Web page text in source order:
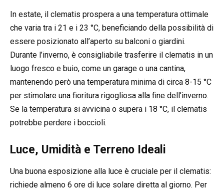
In estate, il clematis prospera a una temperatura ottimale
che varia tra i 21 e i 23 °C, beneficiando della possibilità di
essere posizionato all’aperto su balconi o giardini.
Durante l’inverno, è consigliabile trasferire il clematis in un
luogo fresco e buio, come un garage o una cantina,
mantenendo però una temperatura minima di circa 8-15 °C
per stimolare una fioritura rigogliosa alla fine dell’inverno.
Se la temperatura si avvicina o supera i 18 °C, il clematis
potrebbe perdere i boccioli.
Luce, Umidità e Terreno Ideali
Una buona esposizione alla luce è cruciale per il clematis:
richiede almeno 6 ore di luce solare diretta al giorno. Per